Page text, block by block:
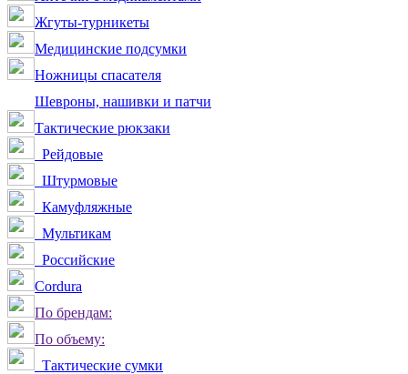
Жгуты-турникеты
Медицинские подсумки
Ножницы спасателя
Шевроны, нашивки и патчи
Тактические рюкзаки
Рейдовые
Штурмовые
Камуфляжные
Мультикам
Российские
Сordura
По брендам:
По объему:
Тактические сумки